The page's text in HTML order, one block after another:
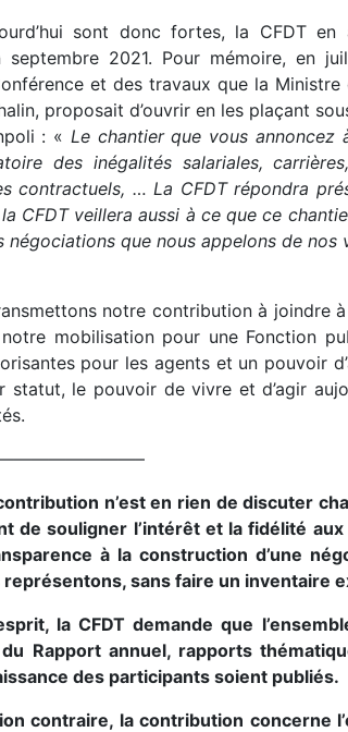
sont donc fortes, la CFDT
septembre 2021. Pour mémoire, en
et des travaux que la
proposait d’ouvrir en les plaçant
: « Le chantier que vous
des inégalités salariales,
contractuels, … La CFDT répondra
CFDT veillera aussi à ce que ce
négociations que nous appelons de
notre contribution à joindre
mobilisation pour une Fonction
pour les agents et un pouvoir
statut, le pouvoir de vivre et d’agir
n’est en rien de discuter
de souligner l’intérêt et la fidélité
à la construction d’une
sans faire un inventaire
la CFDT demande que
Rapport annuel, rapports
des participants soient publiés.
contraire, la contribution concerne